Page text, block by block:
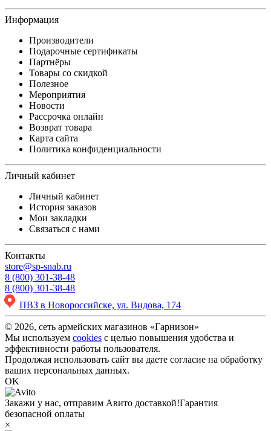
Информация
Производители
Подарочные сертификаты
Партнёры
Товары со скидкой
Полезное
Мероприятия
Новости
Рассрочка онлайн
Возврат товара
Карта сайта
Политика конфиденциальности
Личный кабинет
Личный кабинет
История заказов
Мои закладки
Связаться с нами
Контакты
store@sp-snab.ru
8 (800) 301-38-48
8 (800) 301-38-48
ПВЗ в Новороссийске, ул. Видова, 174
© 2026, сеть армейских магазинов «Гарнизон»
Мы используем cookies с целью повышения удобства и
эффективности работы пользователя.
Продолжая использовать сайт вы даете согласие на обработку
ваших персональных данных.
OK
Закажи у нас, отправим Авито доставкой!Гарантия
безопасной оплаты
×